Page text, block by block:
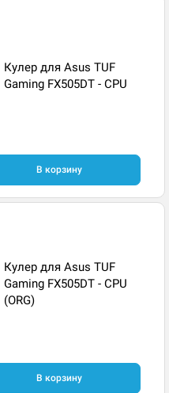
Кулер для Asus TUF
Gaming FX505DT - CPU
В корзину
Кулер для Asus TUF
Gaming FX505DT - CPU
(ORG)
В корзину